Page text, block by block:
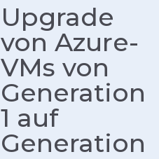
Upgrade
von Azure-
VMs von
Generation
1 auf
Generation